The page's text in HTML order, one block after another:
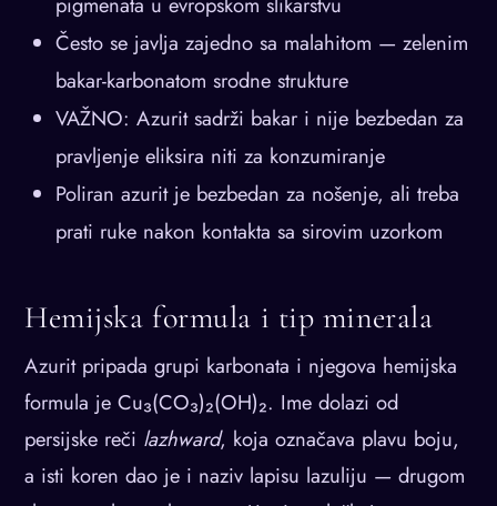
Često se javlja zajedno sa malahitom — zelenim
bakar-karbonatom srodne strukture
VAŽNO: Azurit sadrži bakar i nije bezbedan za
pravljenje eliksira niti za konzumiranje
Poliran azurit je bezbedan za nošenje, ali treba
prati ruke nakon kontakta sa sirovim uzorkom
Hemijska formula i tip minerala
Azurit pripada grupi karbonata i njegova hemijska
formula je Cu₃(CO₃)₂(OH)₂. Ime dolazi od
persijske reči lazhward, koja označava plavu boju,
a isti koren dao je i naziv lapisu lazuliju — drugom